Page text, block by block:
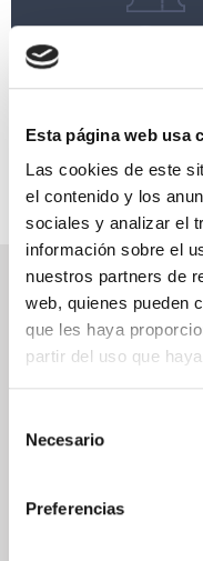
Esta página web usa
Las cookies de este
el contenido y los
sociales y analizar el
información sobre el
nuestros partners de
web, quienes pueden
que les haya
partir del uso que
Necesario
Preferencias
NEWSLETTER
Déjanos tu email y recibirás
cruceros:
ENVIAR